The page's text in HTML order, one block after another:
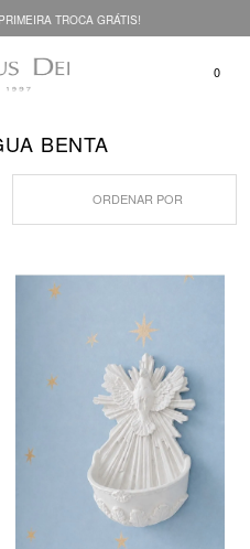
TROCA GRÁTIS!
BENTA
ORDENAR POR